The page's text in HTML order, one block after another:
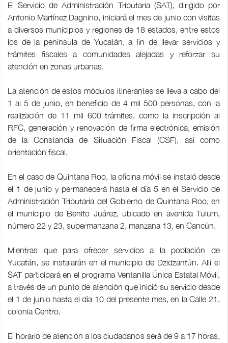
El Servicio de Administración Tributaria (SAT), dirigido por
Antonio Martínez Dagnino, iniciará el mes de junio con visitas
a diversos municipios y regiones de 18 estados, entre estos
los de la península de Yucatán, a fin de llevar servicios y
trámites fiscales a comunidades alejadas y reforzar su
atención en zonas urbanas.
La atención de estos módulos itinerantes se lleva a cabo del
1 al 5 de junio, en beneficio de 4 mil 500 personas, con la
realización de 11 mil 600 trámites, como la inscripción al
RFC, generación y renovación de firma electrónica, emisión
de la Constancia de Situación Fiscal (CSF), así como
orientación fiscal.
En el caso de Quintana Roo, la oficina móvil se instaló desde
el 1 de junio y permanecerá hasta el día 5 en el Servicio de
Administración Tributaria del Gobierno de Quintana Roo, en
el municipio de Benito Juárez, ubicado en avenida Tulum,
número 22 y 23, supermanzana 2, manzana 13, en Cancún.
Mientras que para ofrecer servicios a la población de
Yucatán, se instalarán en el municipio de Dzidzantún. Allí el
SAT participará en el programa Ventanilla Única Estatal Móvil,
a través de un punto de atención que inició su servicio desde
el 1 de junio hasta el día 10 del presente mes, en la Calle 21,
colonia Centro.
El horario de atención a los ciudadanos será de 9 a 17 horas,